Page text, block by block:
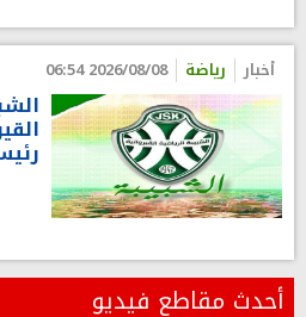
أخبار رياضة 2026/08/08 06:54
أحدث مقاطع فيديو